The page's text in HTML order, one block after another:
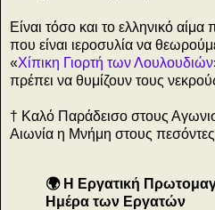
Είναι τόσο και το ελληνικό
που είναι ιεροσυλία να
«Χίπικη Γιορτή των Λουλουδιών
πρέπει να θυμίζουν τους
† Καλό Παράδεισο στους
Αιωνία η Μνήμη στους
🌍 Η Εργατική
Ημέρα των Εργατών